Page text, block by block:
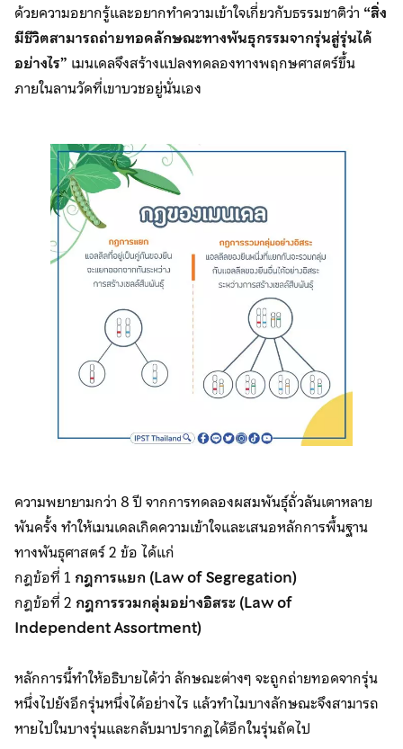
ด้วยความอยากรู้และอยากทำความเข้าใจเกี่ยวกับธรรมชาติว่า “สิ่ง
มีชีวิตสามารถถ่ายทอดลักษณะทางพันธุกรรมจากรุ่นสู่รุ่นได้
อย่างไร” เมนเดลจึงสร้างแปลงทดลองทางพฤกษศาสตร์ขึ้น
ภายในลานวัดที่เขาบวชอยู่นั่นเอง
ความพยายามกว่า 8 ปี จากการทดลองผสมพันธุ์ถั่วลันเตาหลาย
พันครั้ง ทำให้เมนเดลเกิดความเข้าใจและเสนอหลักการพื้นฐาน
ทางพันธุศาสตร์ 2 ข้อ ได้แก่
กฎข้อที่ 1 กฎการแยก (Law of Segregation)
กฎข้อที่ 2 กฎการรวมกลุ่มอย่างอิสระ (Law of
Independent Assortment)
หลักการนี้ทำให้อธิบายได้ว่า ลักษณะต่างๆ จะถูกถ่ายทอดจากรุ่น
หนึ่งไปยังอีกรุ่นหนึ่งได้อย่างไร แล้วทำไมบางลักษณะจึงสามารถ
หายไปในบางรุ่นและกลับมาปรากฏได้อีกในรุ่นถัดไป